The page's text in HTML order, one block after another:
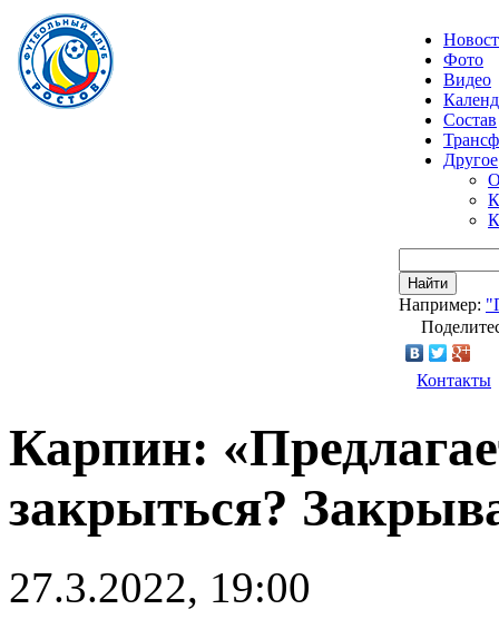
Фото
Видео
Состав
Другое
Найти
Например:
Контакты
Карпин:
закрыться?
27.3.2022, 19:00